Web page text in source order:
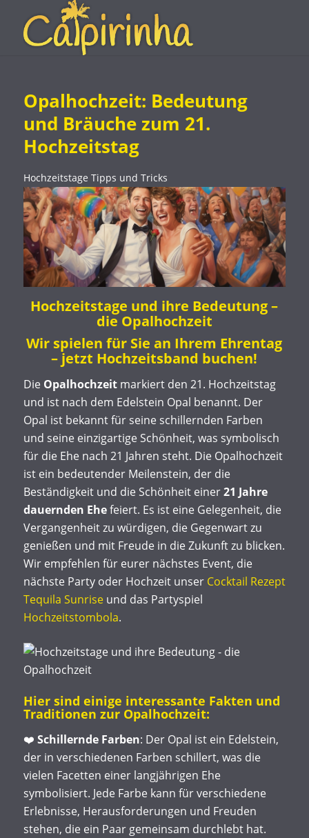
Opalhochzeit: Bedeutung
und Bräuche zum 21.
Hochzeitstag
Hochzeitstage Tipps und Tricks
Hochzeitstage und ihre Bedeutung –
die Opalhochzeit
Wir spielen für Sie an Ihrem Ehrentag
– jetzt Hochzeitsband buchen!
Die Opalhochzeitmarkiert den 21. Hochzeitstag
und ist nach dem Edelstein Opal benannt. Der
Opal ist bekannt für seine schillernden Farben
und seine einzigartige Schönheit, was symbolisch
für die Ehe nach 21 Jahren steht. Die Opalhochzeit
ist ein bedeutender Meilenstein, der die
Beständigkeit und die Schönheit einer21 Jahre
dauernden Ehefeiert. Es ist eine Gelegenheit, die
Vergangenheit zu würdigen, die Gegenwart zu
genießen und mit Freude in die Zukunft zu blicken.
Wir empfehlen für eurer nächstes Event, die
nächste Party oder Hochzeit unser Cocktail Rezept
Tequila Sunrise und das Partyspiel
Hochzeitstombola.
Hier sind einige interessante Fakten und
Traditionen zur Opalhochzeit:
❤️ Schillernde Farben: Der Opal ist ein Edelstein,
der in verschiedenen Farben schillert, was die
vielen Facetten einer langjährigen Ehe
symbolisiert. Jede Farbe kann für verschiedene
Erlebnisse, Herausforderungen und Freuden
stehen, die ein Paar gemeinsam durchlebt hat.